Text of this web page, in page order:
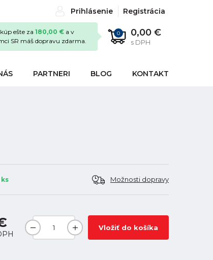
Prihlásenie Registrácia
0 0,00 €
s DPH
ešte za 180,00 € a v
SR máš dopravu zdarma.
PARTNERI BLOG KONTAKT
ks Možnosti dopravy
Vložiť do košíka